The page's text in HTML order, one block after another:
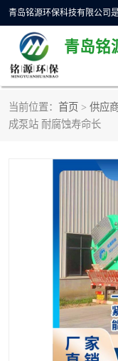
青岛铭
当前位置： 首页 > 供应
成泵站 耐腐蚀寿命长
一体化HMPP泵站
智能截流井
加压泵房/灌溉泵
不锈钢浮筒阀
雨水收集回用装置
智能一体化灌溉